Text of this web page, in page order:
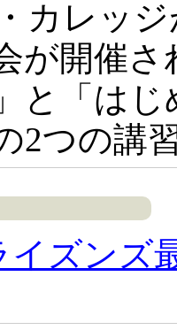
カレッ
が開催
と「は
2つの講
イズンズ